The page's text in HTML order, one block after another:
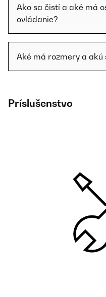
Ako sa čistí a aké má
ovládanie?
Aké má rozmery a akú
Príslušenstvo